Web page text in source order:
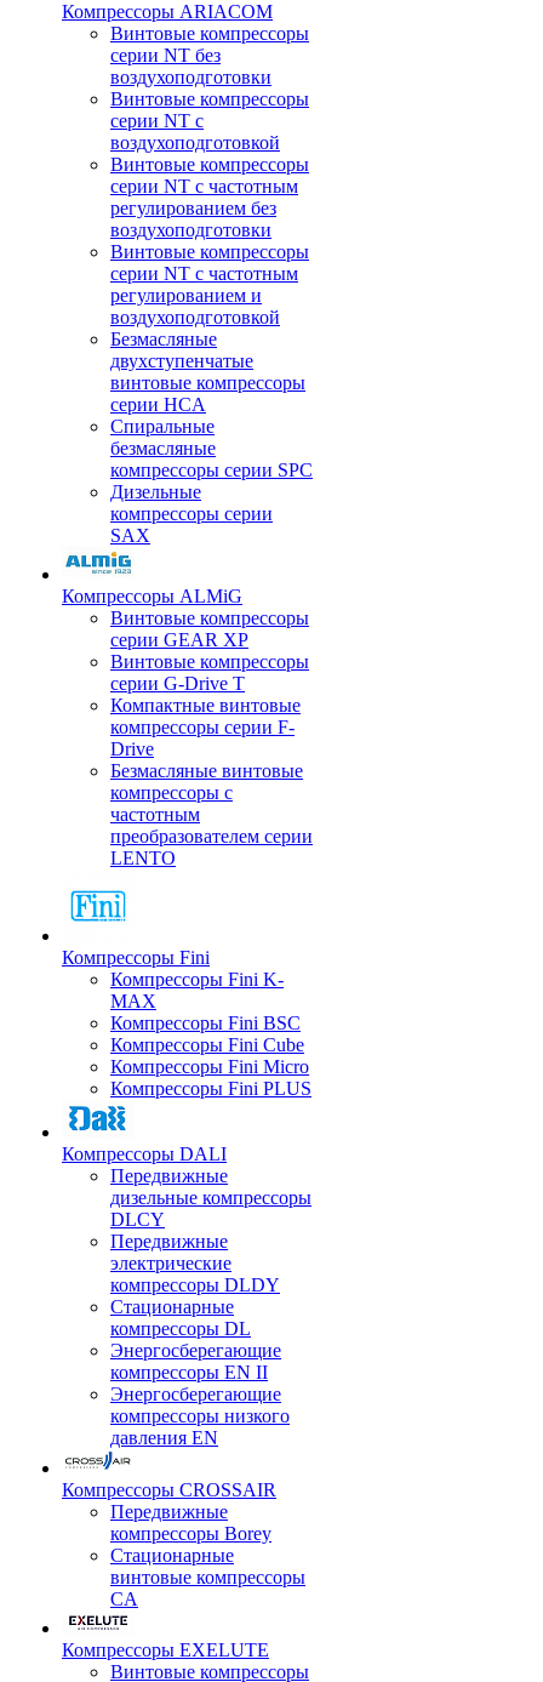
Компрессоры ARIACOM
Винтовые компрессоры
серии NT без
воздухоподготовки
Винтовые компрессоры
серии NT c
воздухоподготовкой
Винтовые компрессоры
серии NT с частотным
регулированием без
воздухоподготовки
Винтовые компрессоры
серии NT с частотным
регулированием и
воздухоподготовкой
Безмасляные
двухступенчатые
винтовые компрессоры
серии HCA
Спиральные
безмасляные
компрессоры серии SPC
Дизельные
компрессоры серии
SAX
Компрессоры ALMiG
Винтовые компрессоры
серии GEAR XP
Винтовые компрессоры
серии G-Drive T
Компактные винтовые
компрессоры серии F-
Drive
Безмасляные винтовые
компрессоры с
частотным
преобразователем серии
LENTO
Компрессоры Fini
Компрессоры Fini K-
MAX
Компрессоры Fini BSC
Компрессоры Fini Cube
Компрессоры Fini Micro
Компрессоры Fini PLUS
Компрессоры DALI
Передвижные
дизельные компрессоры
DLCY
Передвижные
электрические
компрессоры DLDY
Стационарные
компрессоры DL
Энергосберегающие
компрессоры EN II
Энергосберегающие
компрессоры низкого
давления EN
Компрессоры CROSSAIR
Передвижные
компрессоры Borey
Стационарные
винтовые компрессоры
CA
Компрессоры EXELUTE
Винтовые компрессоры